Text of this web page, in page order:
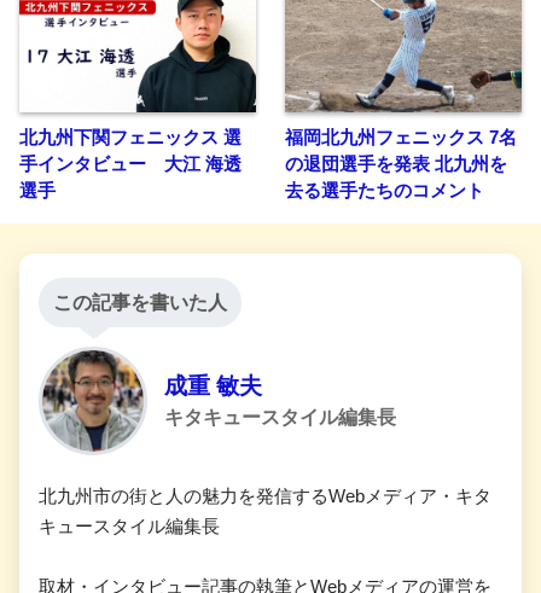
北九州下関フェニックス 選
手インタビュー 大江 海透
選手
福岡北九州フェニックス 7名
の退団選手を発表 北九州を
去る選手たちのコメント
この記事を書いた人
成重 敏夫
キタキュースタイル編集長
北九州市の街と人の魅力を発信するWebメディア・キタ
キュースタイル編集長
取材・インタビュー記事の執筆とWebメディアの運営を